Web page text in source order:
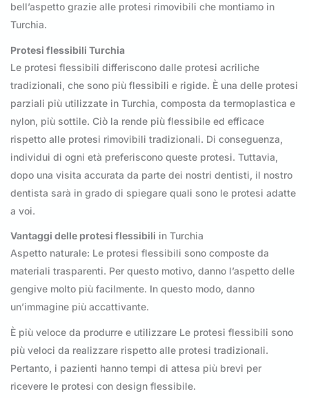
bell’aspetto grazie alle protesi rimovibili che montiamo in
Turchia.
Protesi flessibili Turchia
Le protesi flessibili differiscono dalle protesi acriliche
tradizionali, che sono più flessibili e rigide. È una delle protesi
parziali più utilizzate in Turchia, composta da termoplastica e
nylon, più sottile. Ciò la rende più flessibile ed efficace
rispetto alle protesi rimovibili tradizionali. Di conseguenza,
individui di ogni età preferiscono queste protesi. Tuttavia,
dopo una visita accurata da parte dei nostri dentisti, il nostro
dentista sarà in grado di spiegare quali sono le protesi adatte
a voi.
Vantaggi delle protesi flessibili in Turchia
Aspetto naturale: Le protesi flessibili sono composte da
materiali trasparenti. Per questo motivo, danno l’aspetto delle
gengive molto più facilmente. In questo modo, danno
un’immagine più accattivante.
È più veloce da produrre e utilizzare Le protesi flessibili sono
più veloci da realizzare rispetto alle protesi tradizionali.
Pertanto, i pazienti hanno tempi di attesa più brevi per
ricevere le protesi con design flessibile.